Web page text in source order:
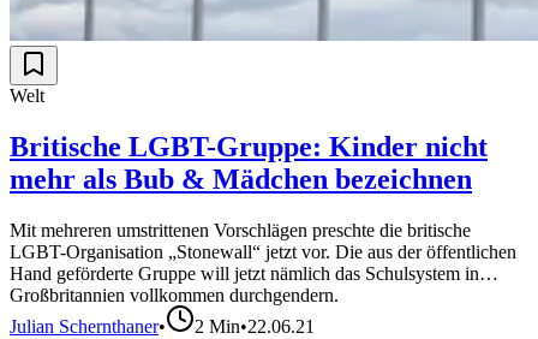
Welt
Britische LGBT-Gruppe: Kinder nicht
mehr als Bub & Mädchen bezeichnen
Mit mehreren umstrittenen Vorschlägen preschte die britische
LGBT-Organisation „Stonewall“ jetzt vor. Die aus der öffentlichen
Hand geförderte Gruppe will jetzt nämlich das Schulsystem in
Großbritannien vollkommen durchgendern.
Julian Schernthaner• 2 Min•22.06.21